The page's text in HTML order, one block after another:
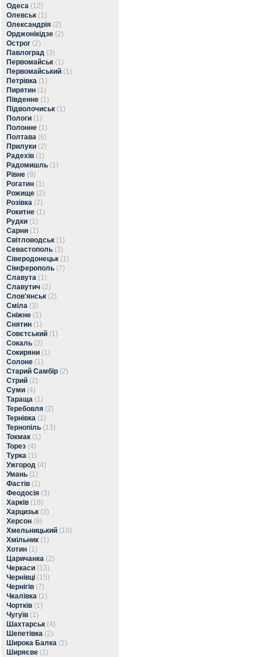
Одеса (12)
Олевськ (1)
Олександрія (2)
Орджонікідзе (2)
Острог (2)
Павлоград (3)
Первомайськ (1)
Первомайський (1)
Петрівка (1)
Пирятин (1)
Південне (1)
Підволочиськ (1)
Пологи (1)
Полонне (1)
Полтава (6)
Прилуки (2)
Радехів (1)
Радомишль (1)
Рівне (9)
Рогатин (1)
Рожище (2)
Розівка (2)
Рокитне (1)
Рудки (1)
Сарни (1)
Світловодськ (1)
Севастополь (3)
Сіверодонецьк (1)
Сімферополь (7)
Славута (1)
Славутич (2)
Слов'янськ (2)
Сміла (3)
Сніжне (1)
Снятин (1)
Совєтський (1)
Сокаль (2)
Сокиряни (1)
Солоне (1)
Старий Самбір (2)
Стрий (2)
Суми (4)
Тараща (1)
Теребовля (2)
Тернівка (1)
Тернопіль (13)
Токмак (1)
Торез (4)
Турка (1)
Ужгород (4)
Умань (1)
Фастів (1)
Феодосія (3)
Харків (18)
Харцизьк (3)
Херсон (8)
Хмельницький (10)
Хмільник (1)
Хотин (1)
Царичанка (2)
Черкаси (13)
Чернівці (15)
Чернігів (7)
Чкалівка (1)
Чортків (1)
Чугуїв (1)
Шахтарськ (4)
Шепетівка (2)
Широка Балка (1)
Ширяєве (1)